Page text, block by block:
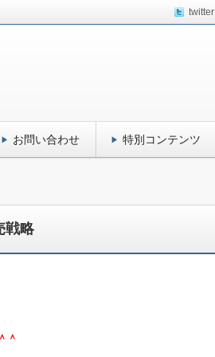
twitter
お問い合わせ 特別コンテンツ
戦略
＾